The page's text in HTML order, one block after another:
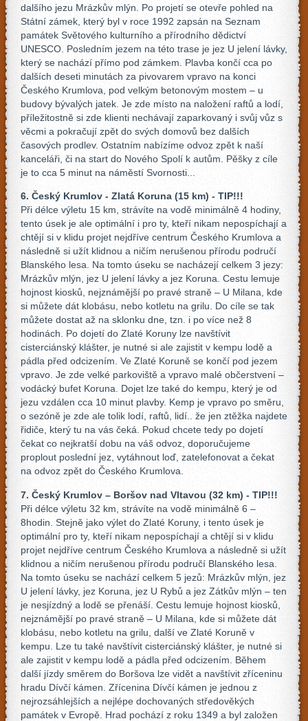
dalšího jezu Mrázkův mlýn. Po projetí se otevře pohled na
Státní zámek, který byl v roce 1992 zapsán na Seznam
památek Světového kulturního a přírodního dědictví
UNESCO. Posledním jezem na této trase je jez U jelení lávky,
který se nachází přímo pod zámkem. Plavba končí cca po
dalších deseti minutách za pivovarem vpravo na konci
Českého Krumlova, pod velkým betonovým mostem – u
budovy bývalých jatek. Je zde místo na naložení raftů a lodí,
příležitostně si zde klienti nechávají zaparkovaný i svůj vůz s
věcmi a pokračují zpět do svých domovů bez dalších
časových prodlev. Ostatním nabízíme odvoz zpět k naší
kanceláři, či na start do Nového Spolí k autům. Pěšky z cíle
je to cca 5 minut na náměstí Svornosti...
6. Český Krumlov - Zlatá Koruna (15 km) - TIP!!!
Při délce výletu 15 km, strávíte na vodě minimálně 4 hodiny,
tento úsek je ale optimální i pro ty, kteří nikam nepospíchají a
chtějí si v klidu projet nejdříve centrum Českého Krumlova a
následně si užít klidnou a ničím nerušenou přírodu područí
Blanského lesa. Na tomto úseku se nacházejí celkem 3 jezy:
Mrázkův mlýn, jez U jelení lávky a jez Koruna. Cestu lemuje
hojnost kiosků, nejznámější po pravé straně – U Milana, kde
si můžete dát klobásu, nebo kotletu na grilu. Do cíle se tak
můžete dostat až na sklonku dne, tzn. i po více než 8
hodinách. Po dojetí do Zlaté Koruny lze navštívit
cisterciánský klášter, je nutné si ale zajistit v kempu lodě a
pádla před odcizením. Ve Zlaté Koruně se končí pod jezem
vpravo. Je zde velké parkoviště a vpravo malé občerstvení –
vodácký bufet Koruna. Dojet lze také do kempu, který je od
jezu vzdálen cca 10 minut plavby. Kemp je vpravo po směru,
o sezóně je zde ale tolik lodí, raftů, lidí.. že jen ztěžka najdete
řidiče, který tu na vás čeká. Pokud chcete tedy po dojetí
čekat co nejkratší dobu na váš odvoz, doporučujeme
proplout poslední jez, vytáhnout loď, zatelefonovat a čekat
na odvoz zpět do Českého Krumlova.
7. Český Krumlov – Boršov nad Vltavou (32 km) - TIP!!!
Při délce výletu 32 km, strávíte na vodě minimálně 6 –
8hodin. Stejně jako výlet do Zlaté Koruny, i tento úsek je
optimální pro ty, kteří nikam nepospíchají a chtějí si v klidu
projet nejdříve centrum Českého Krumlova a následně si užít
klidnou a ničím nerušenou přírodu područí Blanského lesa.
Na tomto úseku se nachází celkem 5 jezů: Mrázkův mlýn, jez
U jelení lávky, jez Koruna, jez U Rybů a jez Zátkův mlýn – ten
je nesjízdný a lodě se přenáší. Cestu lemuje hojnost kiosků,
nejznámější po pravé straně – U Milana, kde si můžete dát
klobásu, nebo kotletu na grilu, další ve Zlaté Koruně v
kempu. Lze tu také navštívit cisterciánský klášter, je nutné si
ale zajistit v kempu lodě a pádla před odcizením. Během
další jízdy směrem do Boršova lze vidět a navštívit zříceninu
hradu Dívčí kámen. Zřícenina Dívčí kámen je jednou z
nejrozsáhlejších a nejlépe dochovaných středověkých
památek v Evropě. Hrad pochází z roku 1349 a byl založen